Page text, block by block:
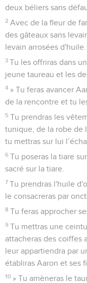
deux béliers sans
2 Avec de la fleur de
des gâteaux sans
levain arrosées d'huile.
3 Tu les offriras dans
jeune taureau et les
4 » Tu feras avancer
de la rencontre et tu
5 Tu prendras les
tunique, de la robe de
tu mettras sur lui
6 Tu poseras la tiare
sacré sur la tiare.
7 Tu prendras l'huile
le consacreras par
8 Tu feras approcher
9 Tu mettras une
attacheras des coiffes
leur appartiendra par
établiras Aaron et ses
10 » Tu amèneras le